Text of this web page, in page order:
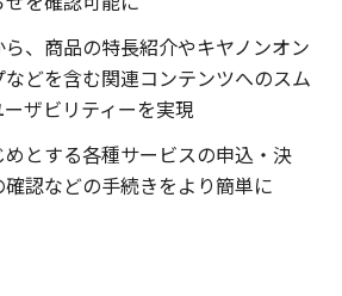
、商品の特長紹介やキヤノンオン
どを含む関連コンテンツへのスム
ザビリティーを実現
とする各種サービスの申込・決
認などの手続きをより簡単に